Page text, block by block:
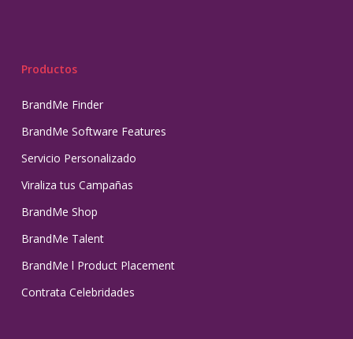
Productos
BrandMe Finder
BrandMe Software Features
Servicio Personalizado
Viraliza tus Campañas
BrandMe Shop
BrandMe Talent
BrandMe l Product Placement
Contrata Celebridades